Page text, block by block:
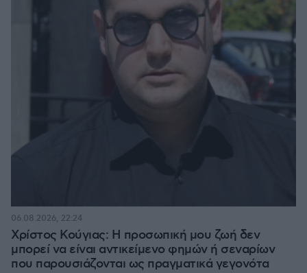
Χρίστος Κούγιας: Η προσωπική μου ζωή δεν
μπορεί να είναι αντικείμενο φημών ή σεναρίων
που παρουσιάζονται ως πραγματικά γεγονότα
06.08.2026, 22:24